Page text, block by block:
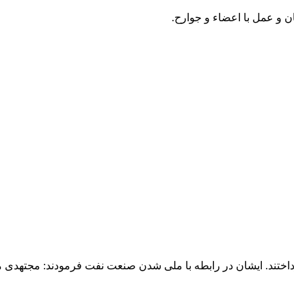
و عمل با اعضاء و جوارح.
ایشان در رابطه با ملی شدن صنعت نفت فرمودند: مجتهدی